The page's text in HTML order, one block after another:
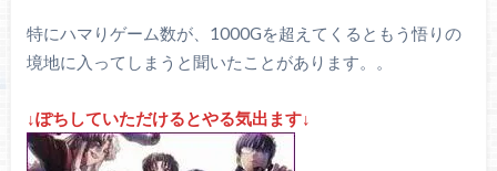
特にハマりゲーム数が、1000Gを超えてくるともう悟りの
境地に入ってしまうと聞いたことがあります。。
↓ぽちしていただけるとやる気出ます↓